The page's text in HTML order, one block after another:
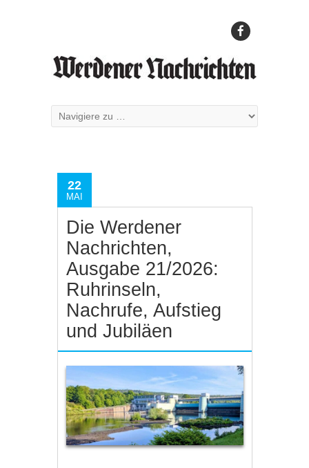
22
MAI
Die Werdener
Nachrichten,
Ausgabe 21/2026:
Ruhrinseln,
Nachrufe, Aufstieg
und Jubiläen